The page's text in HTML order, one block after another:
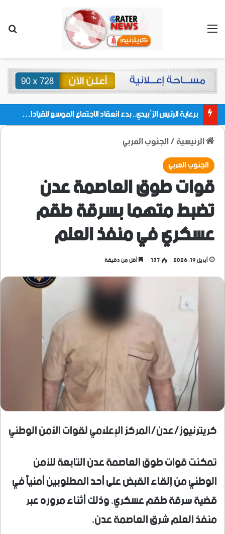
القائمة
برعاية الرئيس الزُبيدي.. بدء انعقاد الاجتماع الموسع للقيادات المحلية بالعاصمة ولمديريات وكتل مجلس العموم ومنسقيات الجامعة بالعاصمة عدن
الرئيسية/الجنوب العربي
الجنوب العربي
قوات طوق العاصمة عدن
تضبط متهما بسرقة طقم
عسكري في منفذ العلم
أبريل 19, 2026 137 أقل من دقيقة
كريترنيوز/عدن/المركز الإعلامي لقوات الأمن الوطني
تمكنت قوات طوق العاصمة عدن التابعة للأمن
الوطني من إلقاء القبض على أحد المطلوبين أمنياً في
قضية سرقة طقم عسكري، وذلك أثناء مروره عبر
منفذ العلم شرق العاصمة عدن.